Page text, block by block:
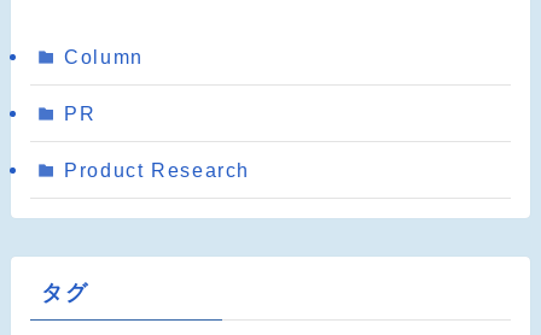
Column
PR
Product Research
タグ